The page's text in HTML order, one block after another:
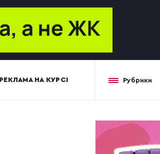
РЕКЛАМА НА КУРСІ Рубрики